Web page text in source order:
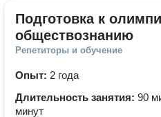
Подготовка к
обществознанию
Репетиторы и обучение
Опыт: 2 года
Длительность занятия: 90
минут